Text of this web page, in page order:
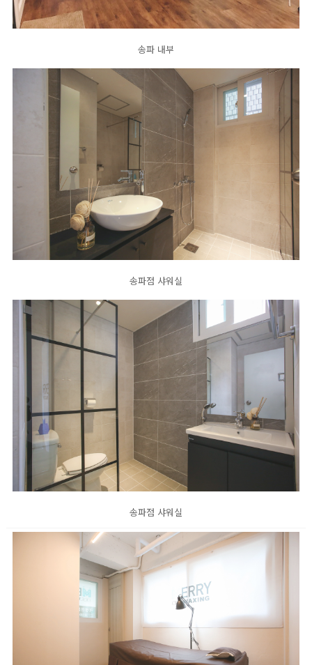
송파 내부
송파점 샤워실
송파점 샤워실